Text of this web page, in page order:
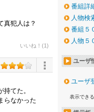
真犯人は？
いいね！(1)
てた。
らなかった
番組詳
人物検
番組５
人物５
ユーザ
ユーザ
表示でき